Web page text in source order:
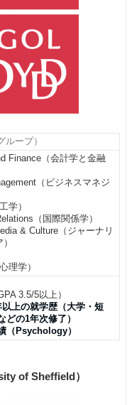
ループ）
Finance（会計学と金融
（ビジネスマネジ
学）
（国際関係学）
& Culture（ジャーナリ
理学）
3.5/5以上）
上の就学歴（大学・短
どの1年次修了）
（Psychology）
of Sheffield）